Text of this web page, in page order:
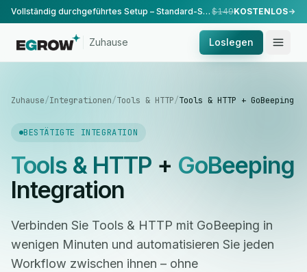
Vollständig durchgeführtes Setup – Standard-Setup, durchgeführt von unserem Team. $149KOSTENLOS
Zuhause Loslegen
Zuhause/Integrationen/Tools & HTTP/Tools & HTTP + GoBeeping
BESTÄTIGTE INTEGRATION
Tools & HTTP+ GoBeeping
Integration
Verbinden Sie Tools & HTTP mit GoBeeping in
wenigen Minuten und automatisieren Sie jeden
Workflow zwischen ihnen – ohne